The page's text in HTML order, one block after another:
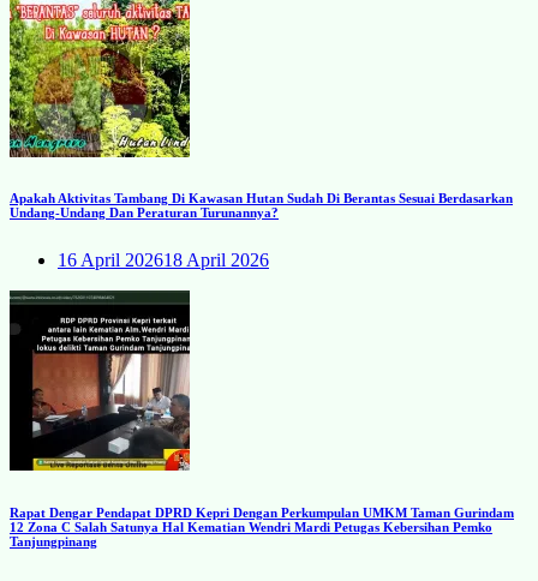
Apakah Aktivitas Tambang Di Kawasan Hutan Sudah Di Berantas Sesuai Berdasarkan
Undang-Undang Dan Peraturan Turunannya?
16 April 202618 April 2026
Rapat Dengar Pendapat DPRD Kepri Dengan Perkumpulan UMKM Taman Gurindam
12 Zona C Salah Satunya Hal Kematian Wendri Mardi Petugas Kebersihan Pemko
Tanjungpinang